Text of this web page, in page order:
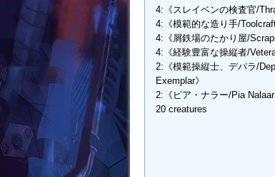
4:《スレイベンの検査官/
4:《模範的な造り手/
4:《屑鉄場のたかり屋/
4:《経験豊富な操縦者/
2:《模範操縦士、デパラ/
Exemplar》
2:《ピア・ナラー/Pia Nalaar
20 creatures